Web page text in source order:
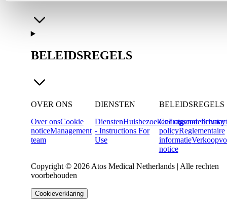
BELEIDSREGELS
OVER ONS
Over onsCookie
noticeManagement
team
DIENSTEN
DienstenHuisbezoeken
- Instructions For
Use
BELEIDSREGELS
GedragscodePrivacy
policyReglementaire
informatie
notice
Copyright © 2026 Atos Medical Netherlands | Alle rechten
voorbehouden
Cookieverklaring